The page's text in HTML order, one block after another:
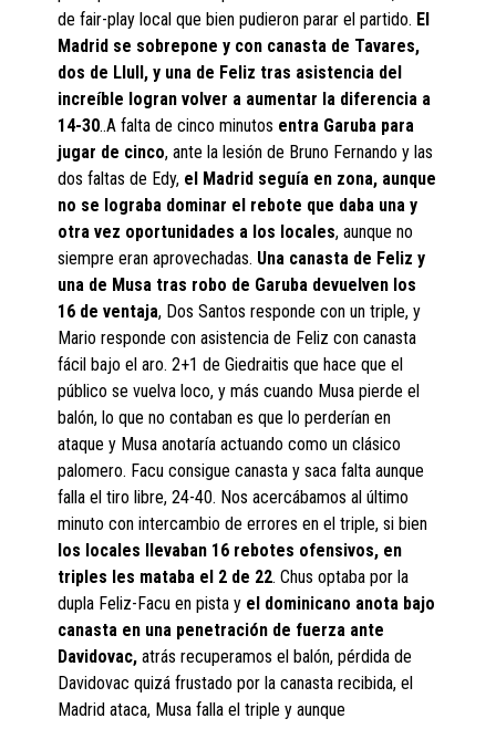
de fair-play local que bien pudieron parar el partido. El
Madrid se sobrepone y con canasta de Tavares,
dos de Llull, y una de Feliz tras asistencia del
increíble logran volver a aumentar la diferencia a
14-30..A falta de cinco minutos entra Garuba para
jugar de cinco, ante la lesión de Bruno Fernando y las
dos faltas de Edy, el Madrid seguía en zona, aunque
no se lograba dominar el rebote que daba una y
otra vez oportunidades a los locales, aunque no
siempre eran aprovechadas. Una canasta de Feliz y
una de Musa tras robo de Garuba devuelven los
16 de ventaja, Dos Santos responde con un triple, y
Mario responde con asistencia de Feliz con canasta
fácil bajo el aro. 2+1 de Giedraitis que hace que el
público se vuelva loco, y más cuando Musa pierde el
balón, lo que no contaban es que lo perderían en
ataque y Musa anotaría actuando como un clásico
palomero. Facu consigue canasta y saca falta aunque
falla el tiro libre, 24-40. Nos acercábamos al último
minuto con intercambio de errores en el triple, si bien
los locales llevaban 16 rebotes ofensivos, en
triples les mataba el 2 de 22. Chus optaba por la
dupla Feliz-Facu en pista y el dominicano anota bajo
canasta en una penetración de fuerza ante
Davidovac, atrás recuperamos el balón, pérdida de
Davidovac quizá frustado por la canasta recibida, el
Madrid ataca, Musa falla el triple y aunque